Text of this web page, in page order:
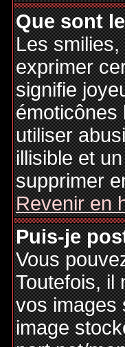
Que sont
Les
exprimer
signifie
émoticônes
utiliser
illisible et
supprimer
Revenir en
Puis-je
Vous
Toutefois, il
vos images
image